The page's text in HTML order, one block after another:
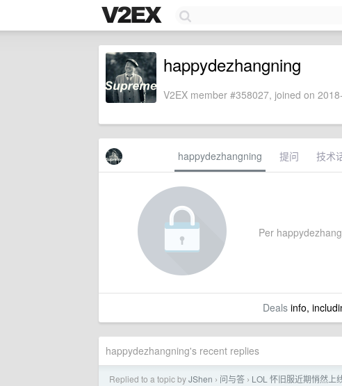
happydezhangning
V2EX member #358027, joined on
happydezhangning 提问 技术
Per
Dealsinfo,
happydezhangning's recent replies
Replied to a topic byJShen › 问与答 › LOL 怀旧服近期悄然上